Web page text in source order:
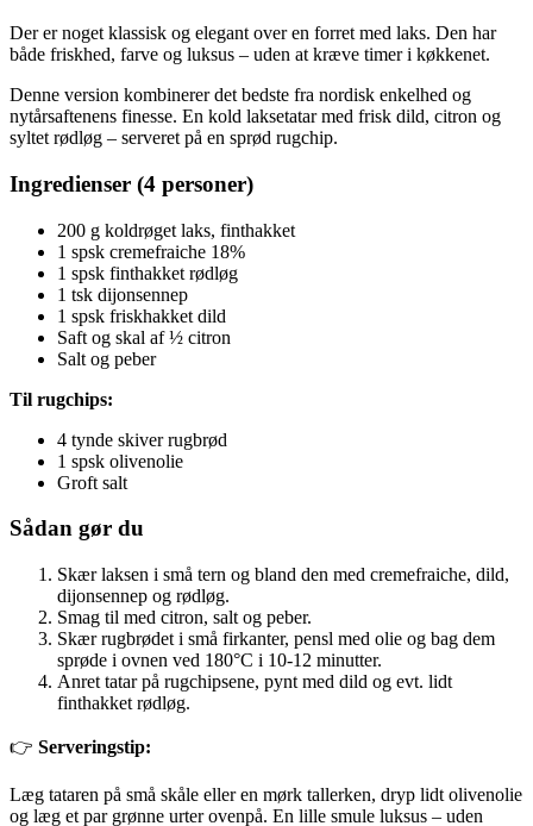
Der er noget klassisk og elegant over en forret med laks. Den har
både friskhed, farve og luksus – uden at kræve timer i køkkenet.
Denne version kombinerer det bedste fra nordisk enkelhed og
nytårsaftenens finesse. En kold laksetatar med frisk dild, citron og
syltet rødløg – serveret på en sprød rugchip.
Ingredienser (4 personer)
200 g koldrøget laks, finthakket
1 spsk cremefraiche 18%
1 spsk finthakket rødløg
1 tsk dijonsennep
1 spsk friskhakket dild
Saft og skal af ½ citron
Salt og peber
Til rugchips:
4 tynde skiver rugbrød
1 spsk olivenolie
Groft salt
Sådan gør du
Skær laksen i små tern og bland den med cremefraiche, dild,
dijonsennep og rødløg.
Smag til med citron, salt og peber.
Skær rugbrødet i små firkanter, pensl med olie og bag dem
sprøde i ovnen ved 180°C i 10-12 minutter.
Anret tatar på rugchipsene, pynt med dild og evt. lidt
finthakket rødløg.
👉 Serveringstip:
Læg tataren på små skåle eller en mørk tallerken, dryp lidt olivenolie
og læg et par grønne urter ovenpå. En lille smule luksus – uden